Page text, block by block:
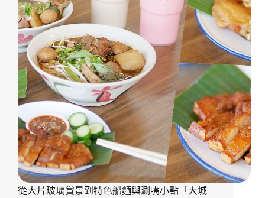
尬
豐
盛
自
助
吧
一
次
足
「貴
族
世
家
mini
左
從大片玻璃賞景到特色船麵與涮嘴小點「大城